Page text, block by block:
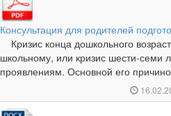
Консультация для родителей
Кризис конца дошкольного
школьному, или кризис шести-семи
проявлениям. Основной его